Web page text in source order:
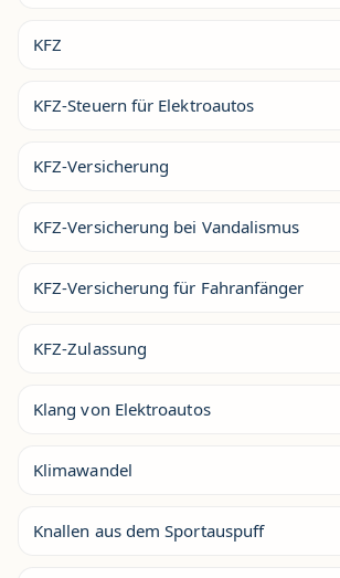
KFZ
KFZ-Steuern für Elektroautos
KFZ-Versicherung
KFZ-Versicherung bei Vandalismus
KFZ-Versicherung für Fahranfänger
KFZ-Zulassung
Klang von Elektroautos
Klimawandel
Knallen aus dem Sportauspuff